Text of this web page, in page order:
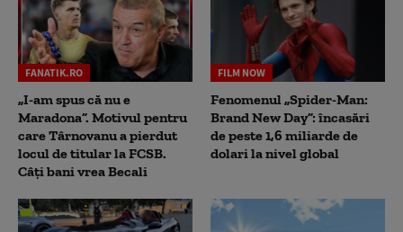
FANATIK.RO
„I-am spus că nu e
Maradona”. Motivul pentru
care Târnovanu a pierdut
locul de titular la FCSB.
Câți bani vrea Becali
FILM NOW
Fenomenul „Spider-Man:
Brand New Day”: încasări
de peste 1,6 miliarde de
dolari la nivel global